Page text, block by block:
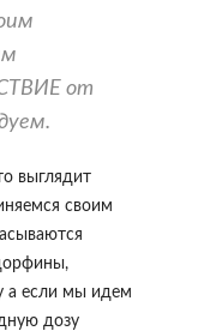
от
выглядит
своим
а если мы идем
дозу